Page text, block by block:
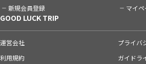
新規会員登録 マイペ
GOOD LUCK TRIP
運営会社
プライバ
利用規約
ガイドラ